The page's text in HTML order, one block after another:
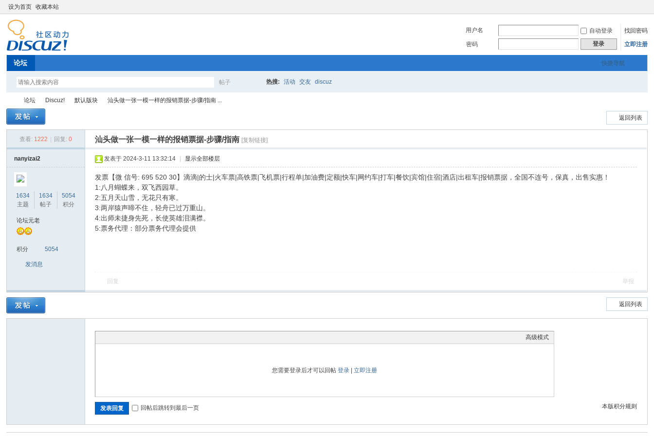
设为首页 收藏本站
用户名 自动登录
找回密码
密码
登录 立即注册
快捷导航
论坛
帖子
索
热搜: 活动 交友 discuz
Bo
论坛
›
Discuz!
›
默认版块
›
汕头做一张一模一样的报销票据-步骤/指南 ...
返回列表
查看: 1222 回复: 0 汕头做一张一模一样的报销票据-步骤/指南 [复制链接]
nanyizai2
1634
主题
1634
帖子
5054
积分
论坛元老
积分 5054
发消息
发表于 2024-3-11 13:32:14 显示全部楼层
发票【微 信号: 695 520 30】滴滴|的士|火车票|高铁票|飞机票|行程单|加油费|定额|快车|网约车|打车|餐饮|宾馆|住宿|酒店|出租车|报销票据，全国不连号，保真，出售实惠！
1:八月蝴蝶来，双飞西园草。
2:五月天山雪，无花只有寒。
3:两岸猿声啼不住，轻舟已过万重山。
4:出师未捷身先死，长使英雄泪满襟。
5:票务代理：部分票务代理会提供
回复 举报
返回列表
高级模式
您需要登录后才可以回帖登录 |立即注册
本版积分规则
发表回复 回帖后跳转到最后一页